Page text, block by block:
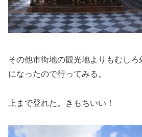
その他市街地の観光地よりもむし
になったので行ってみる。
上まで登れた。きもちいい！